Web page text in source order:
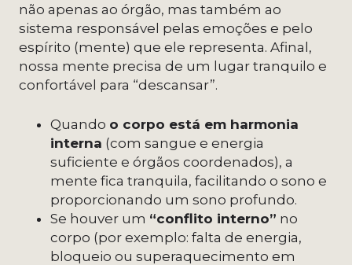
não apenas ao órgão, mas também ao
sistema responsável pelas emoções e pelo
espírito (mente) que ele representa. Afinal,
nossa mente precisa de um lugar tranquilo e
confortável para “descansar”.
Quando o corpo está em harmonia
interna (com sangue e energia
suficiente e órgãos coordenados), a
mente fica tranquila, facilitando o sono e
proporcionando um sono profundo.
Se houver um “conflito interno” no
corpo (por exemplo: falta de energia,
bloqueio ou superaquecimento em